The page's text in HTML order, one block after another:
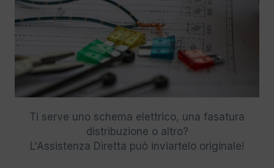
Ti serve uno schema elettrico, una fasatura
distribuzione o altro?
L'Assistenza Diretta può inviartelo originale!